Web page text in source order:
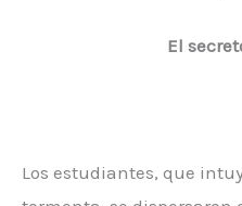
El
Los estudiantes, que